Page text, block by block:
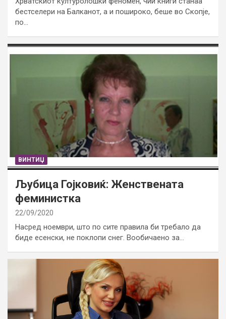
бестселери на Балканот, а и пошироко, беше во Скопје,
по…
ВИНТИЏ
Љубица Гојковиќ: Женствената
феминистка
22/09/2020
Насред ноември, што по сите правила би требало да
биде есенски, не поклопи снег. Вообичаено за…